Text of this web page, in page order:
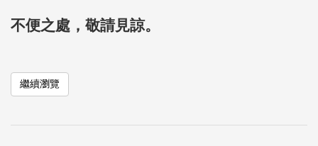
不便之處，敬請見諒。
繼續瀏覽